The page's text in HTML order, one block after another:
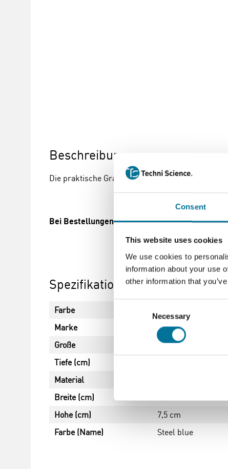
Consent
This website uses cookies
We use cookies to
information about your use
other information that
Necessary
Beschreibung
Die praktische Gratnells Box bietet Sie viele
Bei Bestellungen von Gratnells Boxen und
Spezifikationen
Farbe
Marke
Gratnells
Große
F1 - B312 x T427 x
Tiefe (cm)
Material
Breite (cm)
Hohe (cm)
7,5 cm
Farbe (Name)
Steel blue